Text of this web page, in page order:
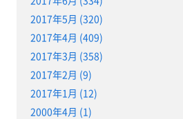
2017年5月 (320)
2017年4月 (409)
2017年3月 (358)
2017年2月 (9)
2017年1月 (12)
2000年4月 (1)